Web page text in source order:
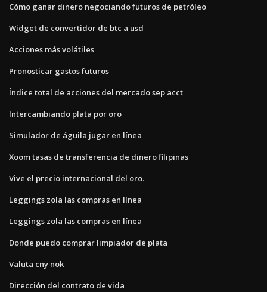
Cómo ganar dinero negociando futuros de petróleo
Widget de convertidor de btc a usd
Acciones más volátiles
Pronosticar gastos futuros
Índice total de acciones del mercado sep acct
Intercambiando plata por oro
Simulador de águila jugar en línea
Xoom tasas de transferencia de dinero filipinas
Vive el precio internacional del oro.
Leggings zola las compras en línea
Leggings zola las compras en línea
Donde puedo comprar limpiador de plata
Valuta cny nok
Dirección del contrato de vida